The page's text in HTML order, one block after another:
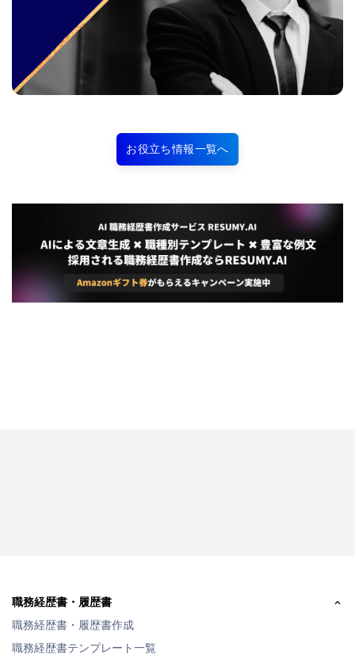
お役立ち情報一覧へ
職務経歴書・履歴書
職務経歴書・履歴書作成
職務経歴書テンプレート一覧